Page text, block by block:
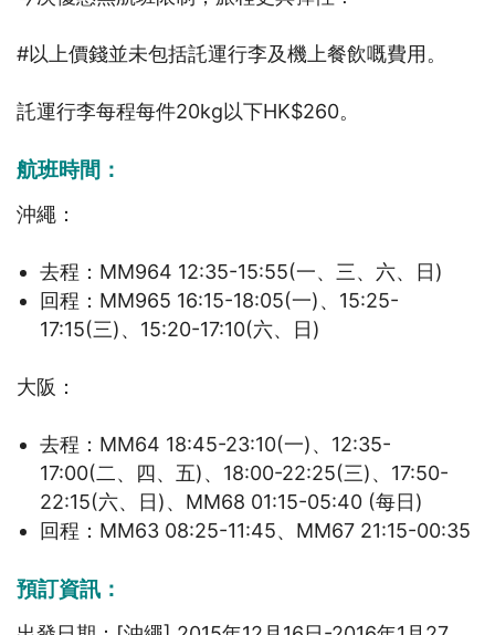
#以上價錢並未包括託運行李及機上餐飲嘅費用。
託運行李每程每件20kg以下HK$260。
航班時間：
沖繩：
去程：MM964 12:35-15:55(一、三、六、日)
回程：MM965 16:15-18:05(一)、15:25-
17:15(三)、15:20-17:10(六、日)
大阪：
去程：MM64 18:45-23:10(一)、12:35-
17:00(二、四、五)、18:00-22:25(三)、17:50-
22:15(六、日)、MM68 01:15-05:40 (每日)
回程：MM63 08:25-11:45、MM67 21:15-00:35
預訂資訊：